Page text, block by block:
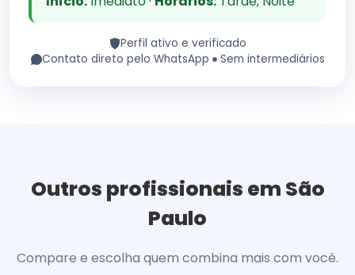
Perfil ativo e verificado
Contato direto pelo WhatsApp
Sem intermediários
Outros profissionais em São
Paulo
Compare e escolha quem combina mais com você.